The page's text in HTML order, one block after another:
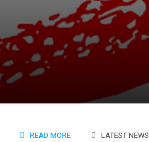
READ MORE LATEST NEWS